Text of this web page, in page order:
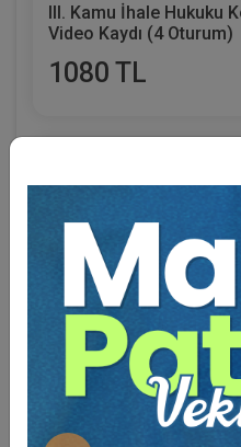
III. Kamu İhale Hukuku
Video Kaydı (4 Oturum)
1080 TL
Eğitmen Hakkında
Sosyal Medya